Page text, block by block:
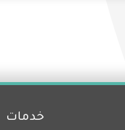
خدمات